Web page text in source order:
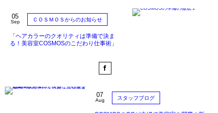
05
Sep ＣＯＳＭＯＳからのお知らせ
「ヘアカラーのクオリティは準備で決ま
る！美容室COSMOSのこだわり仕事術」
07
Aug スタッフブログ